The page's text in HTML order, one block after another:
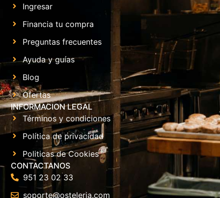
Ingresar
Financia tu compra
Preguntas frecuentes
Ayuda y guías
Blog
Ofertas
INFORMACION LEGAL
Términos y condiciones
Política de privacidad
Politicas de Cookies
CONTACTANOS
951 23 02 33
soporte@osteleria.com